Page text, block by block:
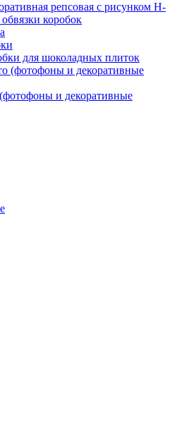
репсовая с рисунком H-
коробок
для шоколадных плиток
и декоративные